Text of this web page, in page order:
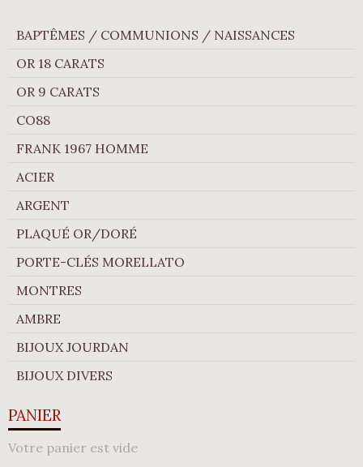
BAPTÊMES / COMMUNIONS / NAISSANCES
OR 18 CARATS
OR 9 CARATS
CO88
FRANK 1967 HOMME
ACIER
ARGENT
PLAQUÉ OR/DORÉ
PORTE-CLÉS MORELLATO
MONTRES
AMBRE
BIJOUX JOURDAN
BIJOUX DIVERS
PANIER
Votre panier est vide